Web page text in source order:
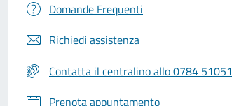
Domande Frequenti
Richiedi assistenza
Contatta il centralino allo 0784 51051
Prenota appuntamento